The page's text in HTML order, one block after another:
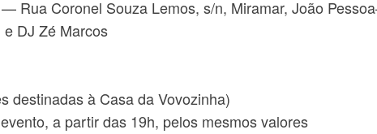
Rua Coronel Souza Lemos, s/n, Miramar, João
DJ Zé Marcos
destinadas à Casa da Vovozinha)
a partir das 19h, pelos mesmos valores